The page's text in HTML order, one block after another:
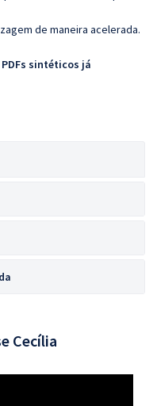
de maneira acelerada.
sintéticos já
Cecília